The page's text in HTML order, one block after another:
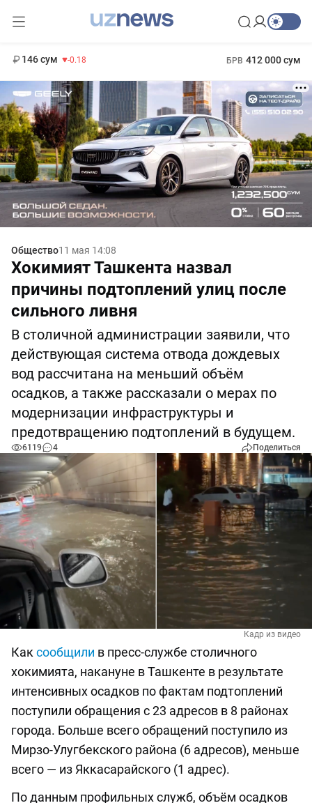
146 сум -0.18 БРВ 412 000 сум
Общество11 мая 14:08
Хокимият Ташкента назвал
причины подтоплений улиц после
сильного ливня
В столичной администрации заявили, что
действующая система отвода дождевых
вод рассчитана на меньший объём
осадков, а также рассказали о мерах по
модернизации инфраструктуры и
предотвращению подтоплений в будущем.
6119 4 Поделиться
Кадр из видео
Как сообщили в пресс-службе столичного
хокимията, накануне в Ташкенте в результате
интенсивных осадков по фактам подтоплений
поступили обращения с 23 адресов в 8 районах
города. Больше всего обращений поступило из
Мирзо-Улугбекского района (6 адресов), меньше
всего — из Яккасарайского (1 адрес).
По данным профильных служб, объём осадков